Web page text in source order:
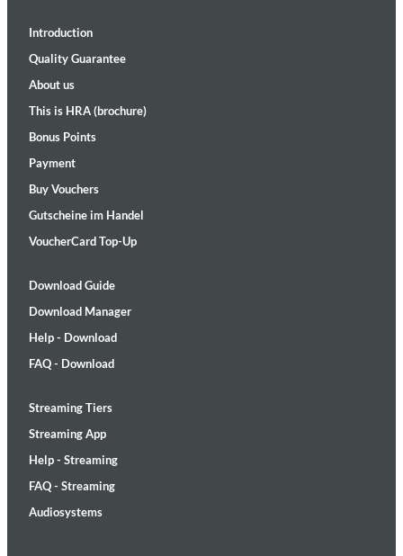
Introduction
Quality Guarantee
About us
This is HRA (brochure)
Bonus Points
Payment
Buy Vouchers
Gutscheine im Handel
VoucherCard Top-Up
Download Guide
Download Manager
Help - Download
FAQ - Download
Streaming Tiers
Streaming App
Help - Streaming
FAQ - Streaming
Audiosystems